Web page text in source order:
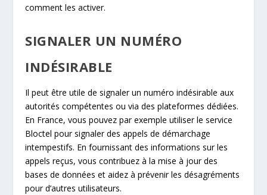
comment les activer.
SIGNALER UN NUMÉRO
INDÉSIRABLE
Il peut être utile de signaler un numéro indésirable aux
autorités compétentes ou via des plateformes dédiées.
En France, vous pouvez par exemple utiliser le service
Bloctel pour signaler des appels de démarchage
intempestifs. En fournissant des informations sur les
appels reçus, vous contribuez à la mise à jour des
bases de données et aidez à prévenir les désagréments
pour d’autres utilisateurs.